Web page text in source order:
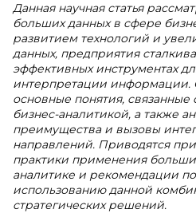
Данная научная статья
больших данных в сфере
развитием технологий и
данных, предприятия
эффективных инструментах
интерпретации информации.
основные понятия,
бизнес-аналитикой, а также
преимущества и вызовы
направлений. Приводятся
практики применения
аналитике и рекомендации
использованию данной
стратегических решений.